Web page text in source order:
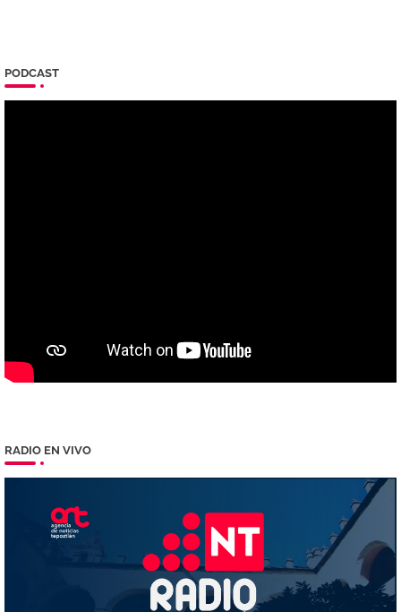
PODCAST
RADIO EN VIVO